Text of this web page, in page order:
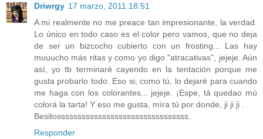
Driwrgy 17 marzo, 2011 18:51
A mi realmente no me preace tan impresionante, la verdad.
Lo único en todo caso es el color pero vamos, que no deja
de ser un bizcocho cubierto con un frosting... Las hay
muuucho más ritas y como yo digo "atracativas", jejeje. Aún
así, yo tb terminaré cayendo en la tentación porque me
gusta probarlo todo. Eso si, como tú, lo dejaré para cuando
me haga con los colorantes... jejeje. ¡Espe, tá quedao mú
colorá la tarta! Y eso me gusta, míra tú por donde, ji ji ji .
Besitossssssssssssssssssssssssssssssss.
Responder